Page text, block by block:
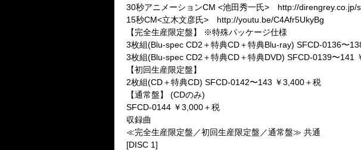
30秒アニメーションCM <池田秀一氏> http://direngrey.co.jp/
15秒CM<立木文彦氏> http://youtu.be/C4Afr5UkyBg
【完全生産限定盤】 ※特殊パッケージ仕様
3枚組(Blu-spec CD2＋特典CD＋特典Blu-ray) SFCD-0136〜
3枚組(Blu-spec CD2＋特典CD＋特典DVD) SFCD-0139〜141
【初回生産限定盤】
2枚組(CD＋特典CD) SFCD-0142〜143 ￥3,400＋税
【通常盤】 (CDのみ)
SFCD-0144 ￥3,000＋税
収録曲
≪完全生産限定盤／初回生産限定盤／通常盤≫ 共通
[DISC 1]